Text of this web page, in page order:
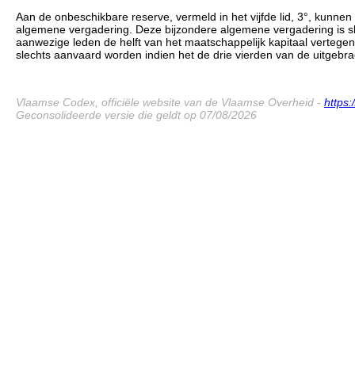
Aan de onbeschikbare reserve, vermeld in het vijfde lid, 3°,
algemene vergadering. Deze bijzondere algemene vergadering is
aanwezige leden de helft van het maatschappelijk kapitaal
slechts aanvaard worden indien het de drie vierden van de
Vlaamse Codex, officiële website van de Vlaamse Overheid -
Geconsolideerde versie die geldt op 07/08/2026